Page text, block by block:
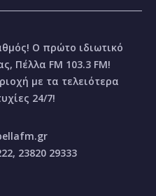
Ο πρώτο ιδιωτικό
Πέλλα FM 103.3 FM!
με τα τελειότερα
24/7!
23820 29333